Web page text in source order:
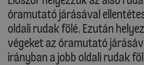
óramutató járásával
oldali rudak fölé. Ezután
végeket az óramutató
irányban a jobb oldali rudak